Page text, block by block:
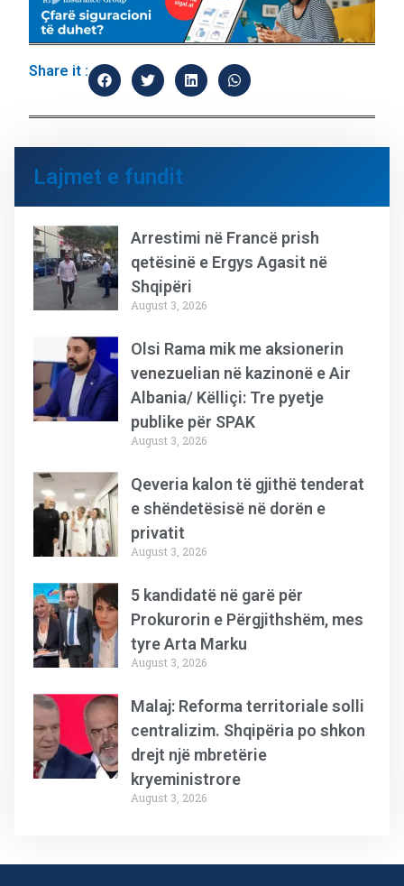
Share it :
Lajmet e fundit
Arrestimi në Francë prish
qetësinë e Ergys Agasit në
Shqipëri
August 3, 2026
Olsi Rama mik me aksionerin
venezuelian në kazinonë e Air
Albania/ Këlliçi: Tre pyetje
publike për SPAK
August 3, 2026
Qeveria kalon të gjithë tenderat
e shëndetësisë në dorën e
privatit
August 3, 2026
5 kandidatë në garë për
Prokurorin e Përgjithshëm, mes
tyre Arta Marku
August 3, 2026
Malaj: Reforma territoriale solli
centralizim. Shqipëria po shkon
drejt një mbretërie
kryeministrore
August 3, 2026